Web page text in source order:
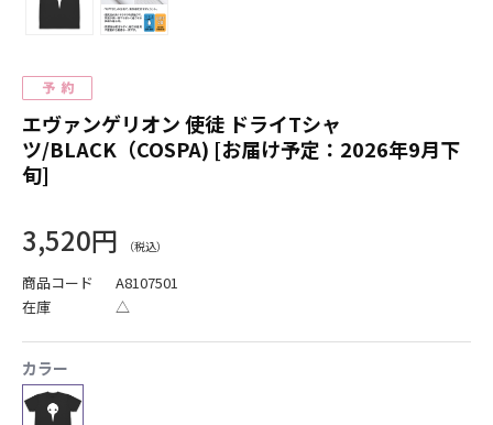
エヴァンゲリオン 使徒 ドライTシャ
ツ/BLACK（COSPA) [お届け予定：2026年9月下
旬]
3,520円
商品コード
A8107501
在庫
△
カラー